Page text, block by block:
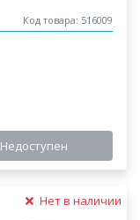
Код товара: 516009
Недоступен
Нет в наличии